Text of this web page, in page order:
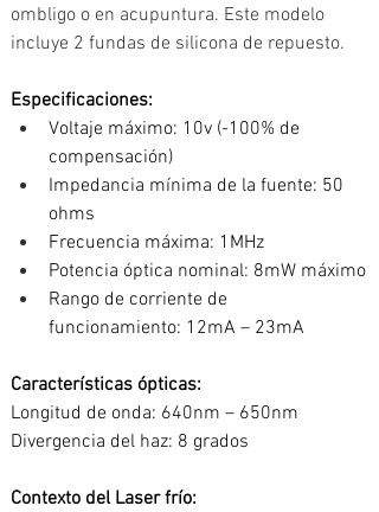
ombligo o en acupuntura. Este modelo
incluye 2 fundas de silicona de repuesto.
Especificaciones:
Voltaje máximo: 10v (-100% de
compensación)
Impedancia mínima de la fuente: 50
ohms
Frecuencia máxima: 1MHz
Potencia óptica nominal: 8mW máximo
Rango de corriente de
funcionamiento: 12mA – 23mA
Características ópticas:
Longitud de onda: 640nm – 650nm
Divergencia del haz: 8 grados
Contexto del Laser frío: